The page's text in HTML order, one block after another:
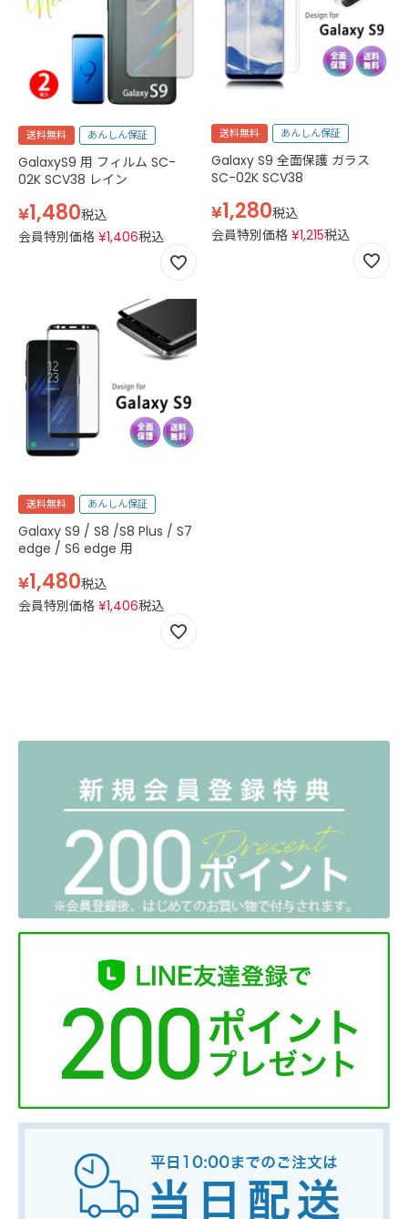
送料無料 あんしん保証
GalaxyS9 用 フィルム SC-
02K SCV38 レイン
¥1,480税込
会員特別価格 ¥1,406税込
送料無料 あんしん保証
Galaxy S9 全面保護 ガラス
SC-02K SCV38
¥1,280税込
会員特別価格 ¥1,215税込
送料無料 あんしん保証
Galaxy S9 / S8 /S8 Plus / S7
edge / S6 edge 用
¥1,480税込
会員特別価格 ¥1,406税込